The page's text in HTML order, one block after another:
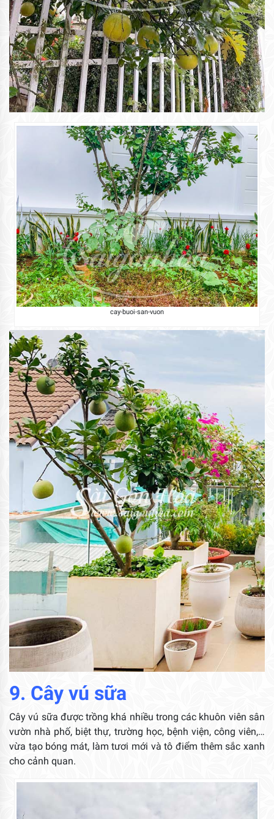
cay-buoi-san-vuon
9. Cây vú sữa
Cây vú sữa được trồng khá nhiều trong các khuôn viên sân
vườn nhà phố, biệt thự, trường học, bệnh viện, công viên,…
vừa tạo bóng mát, làm tươi mới và tô điểm thêm sắc xanh
cho cảnh quan.